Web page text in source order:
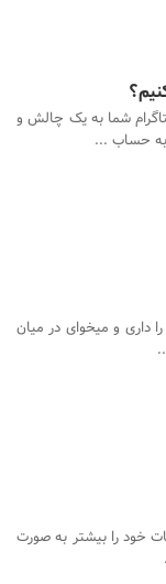
شما به یک چالش و
حساب ...
داری و میخوای در میان
خود را بیشتر به صورت